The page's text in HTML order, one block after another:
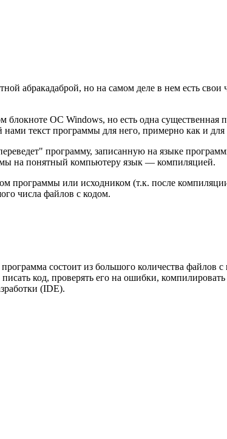
абракадаброй, но на самом деле в нем есть свои
ОС Windows, но есть одна существенная
текст программы для него, примерно как и
программу, записанную на языке
на понятный компьютеру язык — компиляцией.
программы или исходником (т.к. после
числа файлов с кодом.
состоит из большого количества файлов
код, проверять его на ошибки,
(IDE).